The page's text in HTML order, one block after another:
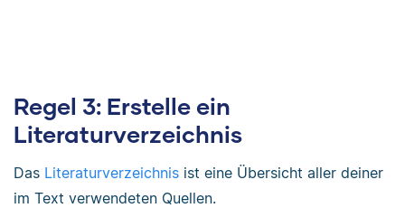
Regel 3: Erstelle ein
Literaturverzeichnis
Das Literaturverzeichnis ist eine Übersicht aller deiner
im Text verwendeten Quellen.